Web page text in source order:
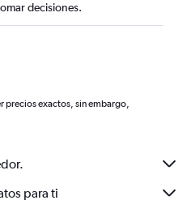
decisiones.
precios exactos, sin embargo,
para ti